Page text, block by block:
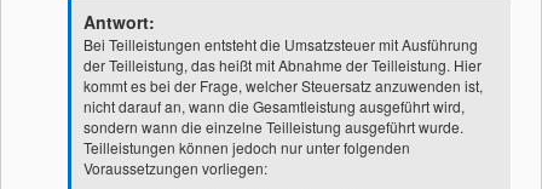
Antwort:
Bei Teilleistungen entsteht die Umsatzsteuer mit Ausführung
der Teilleistung, das heißt mit Abnahme der Teilleistung. Hier
kommt es bei der Frage, welcher Steuersatz anzuwenden ist,
nicht darauf an, wann die Gesamtleistung ausgeführt wird,
sondern wann die einzelne Teilleistung ausgeführt wurde.
Teilleistungen können jedoch nur unter folgenden
Voraussetzungen vorliegen: